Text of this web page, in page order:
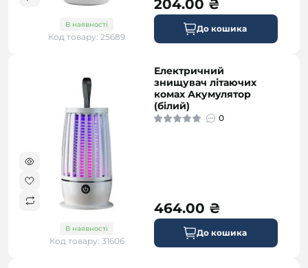
В наявності
Код товару: 25689
204.00 ₴
До кошика
В наявності
Код товару: 31606
Електричний
знищувач літаючих
комах Акумулятор
(білий)
0
464.00 ₴
До кошика